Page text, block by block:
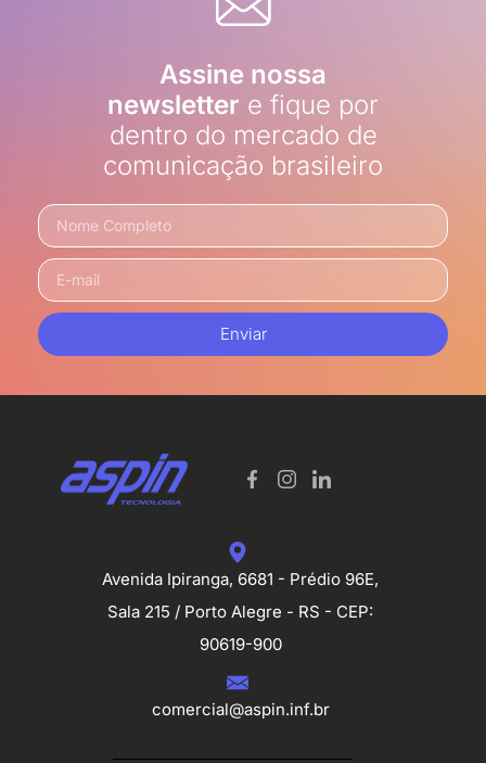
Assine nossa
newsletter e fique por
dentro do mercado de
comunicação brasileiro
Enviar
Avenida Ipiranga, 6681 - Prédio 96E,
Sala 215 / Porto Alegre - RS - CEP:
90619-900
comercial@aspin.inf.br